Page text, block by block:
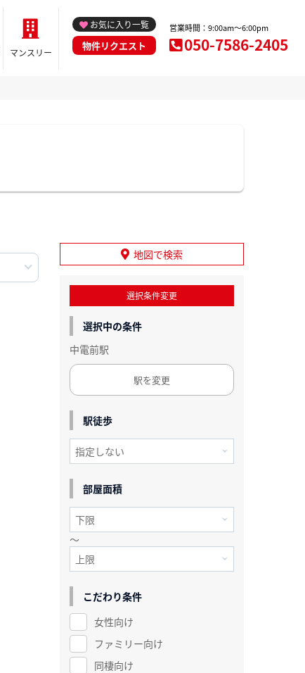
マンスリー
お気に入り一覧
物件リクエスト
営業時間：9:00am～6:00pm
050-7586-2405
地図で検索
選択条件変更
選択中の条件
中電前駅
駅を変更
駅徒歩
部屋面積
～
こだわり条件
女性向け
ファミリー向け
同棲向け